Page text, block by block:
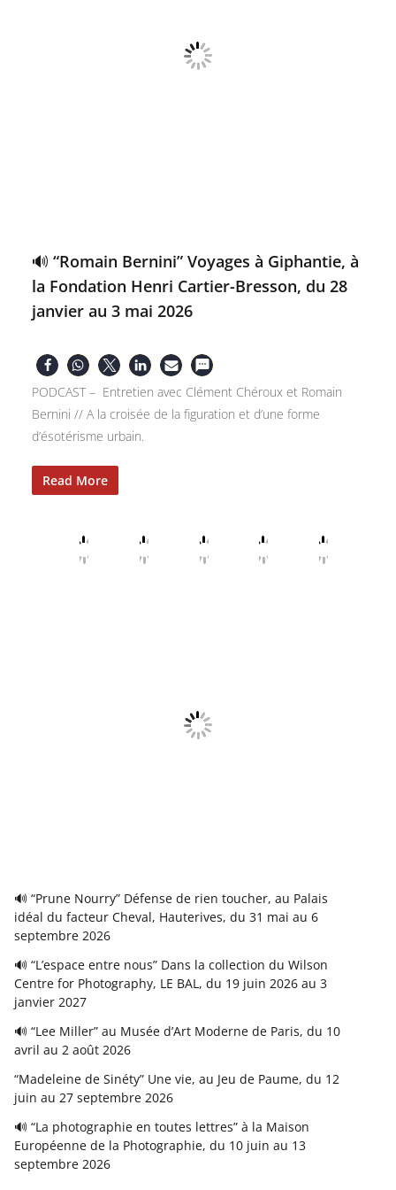
🔊 “Romain Bernini” Voyages à Giphantie, à
la Fondation Henri Cartier-Bresson, du 28
janvier au 3 mai 2026
PODCAST – Entretien avec Clément Chéroux et Romain
Bernini // A la croisée de la figuration et d’une forme
d’ésotérisme urbain.
Read More
🔊 “Prune Nourry” Défense de rien toucher, au Palais
idéal du facteur Cheval, Hauterives, du 31 mai au 6
septembre 2026
🔊 “L’espace entre nous” Dans la collection du Wilson
Centre for Photography, LE BAL, du 19 juin 2026 au 3
janvier 2027
🔊 “Lee Miller” au Musée d’Art Moderne de Paris, du 10
avril au 2 août 2026
“Madeleine de Sinéty” Une vie, au Jeu de Paume, du 12
juin au 27 septembre 2026
🔊 “La photographie en toutes lettres” à la Maison
Européenne de la Photographie, du 10 juin au 13
septembre 2026